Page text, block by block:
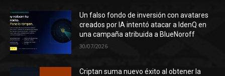
Un falso fondo de inversión con avatares
creados por IA intentó atacar a IdenQ en
una campaña atribuida a BlueNoroff
30/07/2026
Criptan suma nuevo éxito al obtener la